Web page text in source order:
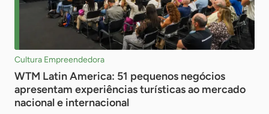
Cultura Empreendedora
WTM Latin America: 51 pequenos negócios
apresentam experiências turísticas ao mercado
nacional e internacional